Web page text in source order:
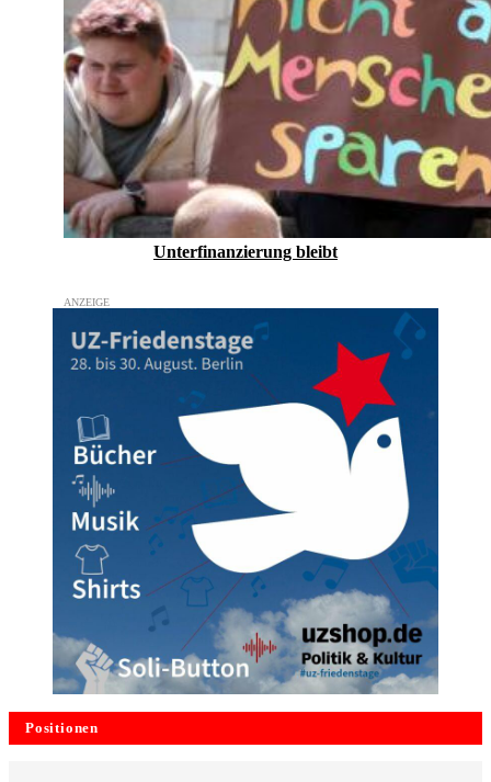
Unterfinanzierung bleibt
Positionen